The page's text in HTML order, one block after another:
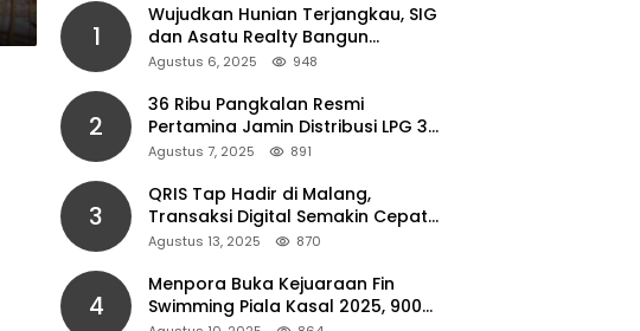
1
Wujudkan Hunian Terjangkau, SIG
dan Asatu Realty Bangun
Perumahan di Cianjur
Agustus 6, 2025 948
2
36 Ribu Pangkalan Resmi
Pertamina Jamin Distribusi LPG 3
Kg Aman di Jawa Timur
Agustus 7, 2025 891
3
QRIS Tap Hadir di Malang,
Transaksi Digital Semakin Cepat
dan Mudah dengan Teknologi NFC
Agustus 13, 2025 870
4
Menpora Buka Kejuaraan Fin
Swimming Piala Kasal 2025, 900